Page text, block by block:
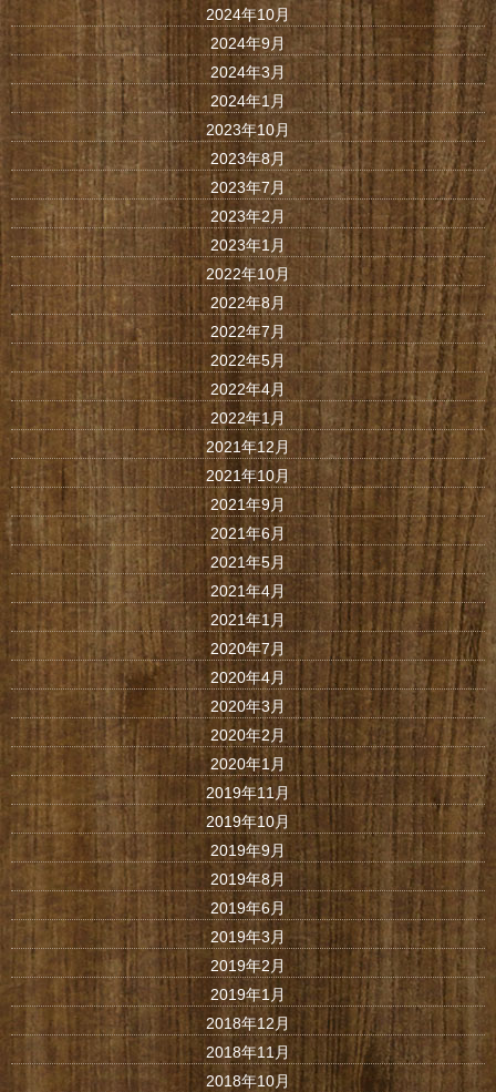
2024年10月
2024年9月
2024年3月
2024年1月
2023年10月
2023年8月
2023年7月
2023年2月
2023年1月
2022年10月
2022年8月
2022年7月
2022年5月
2022年4月
2022年1月
2021年12月
2021年10月
2021年9月
2021年6月
2021年5月
2021年4月
2021年1月
2020年7月
2020年4月
2020年3月
2020年2月
2020年1月
2019年11月
2019年10月
2019年9月
2019年8月
2019年6月
2019年3月
2019年2月
2019年1月
2018年12月
2018年11月
2018年10月